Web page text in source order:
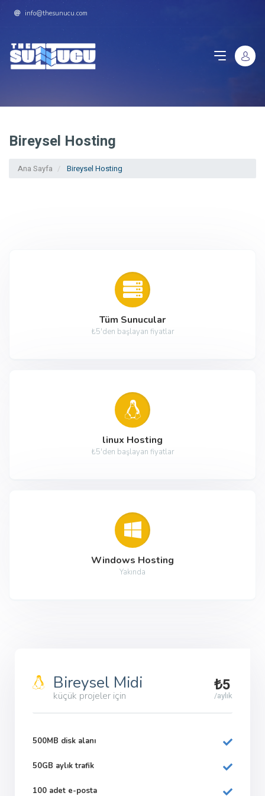
info@thesunucu.com
Bireysel Hosting
Ana Sayfa Bireysel Hosting
Tüm Sunucular
₺5'den başlayan fiyatlar
linux Hosting
₺5'den başlayan fiyatlar
Windows Hosting
Yakında
Bireysel Midi
küçük projeler için
₺5
/aylık
500MB disk alanı
50GB aylık trafik
100 adet e-posta